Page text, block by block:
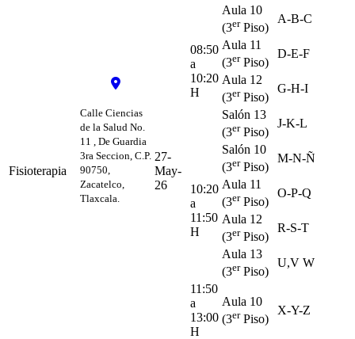
Calle Ciencias
de la Salud No.
11 , De Guardia
3ra Seccion, C.P.
90750,
Zacatelco,
Tlaxcala.
Fisioterapia
27-
May-
26
08:50
a
10:20
H
Aula 10
(3erPiso)
A-B-C
Aula 11
(3erPiso)
D-E-F
Aula 12
(3erPiso)
G-H-I
Salón 13
(3erPiso)
J-K-L
10:20
a
11:50
H
Salón 10
(3erPiso)
M-N-Ñ
Aula 11
(3erPiso)
O-P-Q
Aula 12
(3erPiso)
R-S-T
Aula 13
(3erPiso)
U,V W
11:50
a
13:00
H
Aula 10
(3erPiso)
X-Y-Z